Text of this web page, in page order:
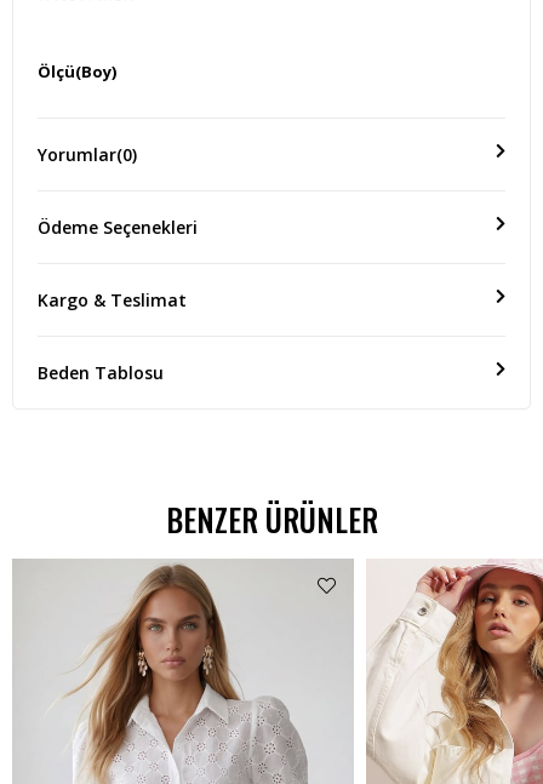
Ölçü(Boy)
Yorumlar(0)
Ödeme Seçenekleri
Kargo & Teslimat
Beden Tablosu
BENZER ÜRÜNLER